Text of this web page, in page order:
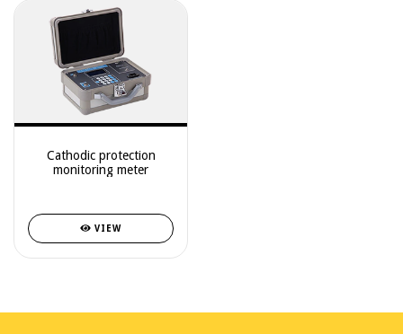
Cathodic protection
monitoring meter
VIEW